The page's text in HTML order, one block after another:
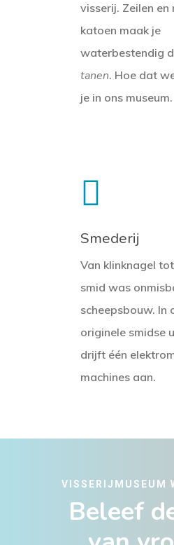
visserij. Zeilen en
katoen maak je
waterbestendig
tanen. Hoe dat
je in ons museum.
Smederij
Van klinknagel
smid was
scheepsbouw. In
originele smidse
drijft één
machines aan.
VISSERIJMUSEUM
Beleef